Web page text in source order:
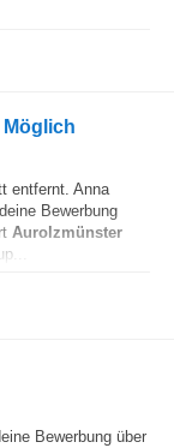
Möglich
entfernt. Anna
Bewerbung
Aurolzmünster
Bewerbung über